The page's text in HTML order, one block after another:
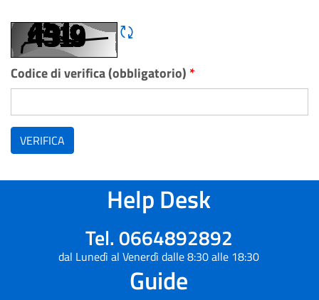
Rigene CAPTCHA
Codice di verifica (obbligatorio) *
VERIFICA
Help Desk
Tel. 0664892892
dal Lunedì al Venerdì dalle 8:30 alle 18:30
Guide